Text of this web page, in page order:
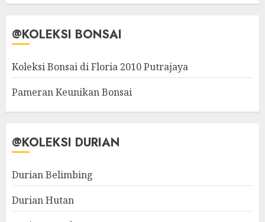
@KOLEKSI BONSAI
Koleksi Bonsai di Floria 2010 Putrajaya
Pameran Keunikan Bonsai
@KOLEKSI DURIAN
Durian Belimbing
Durian Hutan